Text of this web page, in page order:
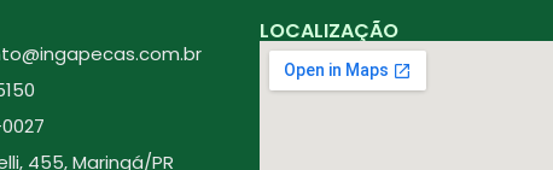
455, Maringá/PR
LOCALIZAÇÃO